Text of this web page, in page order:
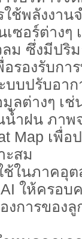
ช้พลังงา
เซอร์ต่าง
ลม ซึ่งมีป
รองรับกา
บบปรับอา
ลต่างๆ เ
ำฝน ภาพ
Map เพื่
ะสม
นภาคอุต
ให้ครอบ
งการของ